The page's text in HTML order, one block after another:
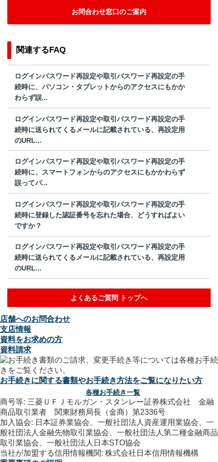
お問合わせ窓口のご案内
関連するFAQ
ログインパスワード再設定や取引パスワード再設定の手
続時に、パソコン・タブレットからのアクセスにもかか
わらず誤...
ログインパスワード再設定や取引パスワード再設定の手
続時に送られてくるメールに記載されている、再設定用
のURL...
ログインパスワード再設定や取引パスワード再設定の手
続時に、スマートフォンからのアクセスにもかかわらず
誤ってパ...
ログインパスワード再設定や取引パスワード再設定の手
続時に登録した認証番号を忘れた場合、どうすればよい
ですか？
ログインパスワード再設定や取引パスワード再設定の手
続時に送られてくるメールに記載されている、再設定用
のURL...
よくあるご質問 トップへ
店舗へのお問合わせ
支店情報
資料をお求めの方
資料請求
お手続きに関する書類やお手続き方法をご覧になりたい方
各種お手続き一覧
商号等: 三菱ＵＦＪモルガン・スタンレー証券株式会社 金融
商品取引業者 関東財務局長（金商）第2336号
加入協会: 日本証券業協会、一般社団法人資産運用業協会、一
般社団法人金融先物取引業協会、一般社団法人第二種金融商品
取引業協会、一般社団法人日本STO協会
当社が加盟する信用情報機関: 株式会社日本信用情報機構